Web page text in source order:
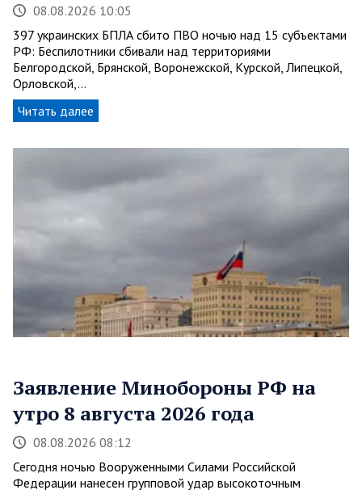
08.08.2026 10:05
397 украинских БПЛА сбито ПВО ночью над 15 субъектами
РФ: Беспилотники сбивали над территориями
Белгородской, Брянской, Воронежской, Курской, Липецкой,
Орловской,…
Читать далее
Заявление Минобороны РФ на
утро 8 августа 2026 года
08.08.2026 08:12
Сегодня ночью Вооруженными Силами Российской
Федерации нанесен групповой удар высокоточным